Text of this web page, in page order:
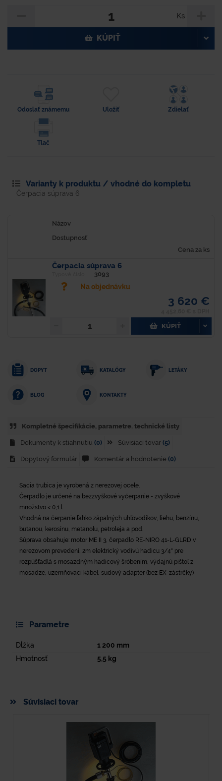
Ks
KÚPIŤ
Odoslať známemu Uložiť Zdielať
Tlač
Varianty k produktu / vhodné do kompletu
Čerpacia súprava 6
Názov
Dostupnosť
Cena za ks
Čerpacia súprava 6
3093
Na objednávku
3 620 €
KÚPIŤ
DOPYT KATALÓGY LETÁKY
BLOG KONTAKTY
Kompletné špecifikácie, parametre. technické listy
Dokumenty k stiahnutiu (0) Súvisiaci tovar (5)
Dopytový formulár Komentár a hodnotenie (0)
Sacia trubica je vyrobená z nerezovej ocele.
Čerpadlo je určené na bezzvyškové vyčerpanie - zvyškové
množstvo < 0,1 l.
Vhodná na čerpanie ľahko zápalných uhľovodíkov, liehu, benzínu,
butanou, kerosínu, metanolu, petroleja a pod.
Súprava obsahuje: motor ME II 3, čerpadlo RE-NIRO 41-L-GLRD v
nerezovom prevedení, 2m elektrický vodivú hadicu 3/4" pre
rozpúšťadlá s mosazdným hadicový šróbením, výdajnú pištoľ z
mosadze, uzemňovací kábel, sudový adaptér (bez EX-zástrčky)
Parametre
Dĺžka 1 200 mm
Hmotnosť
5,5 kg
Súvisiaci tovar